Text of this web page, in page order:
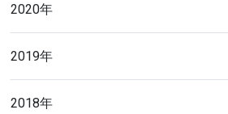
2020年
2019年
2018年